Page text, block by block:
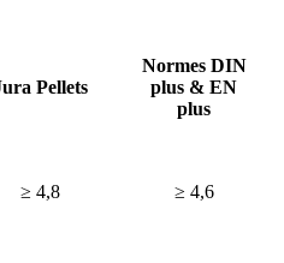
Pellets
Normes DIN
plus & EN
plus
≥ 4,8 ≥ 4,6